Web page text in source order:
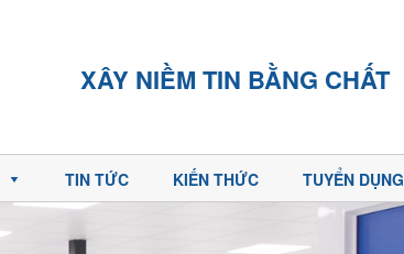
XÂY NIỀM TIN BẰNG CHẤT LƯỢNG
TIN TỨC KIẾN THỨC TUYỂN DỤNG